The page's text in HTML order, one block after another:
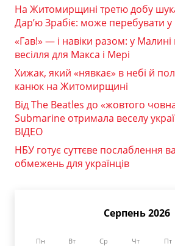
На Житомирщині третю добу
Дар’ю Зрабіє: може перебувати
«Гав!» — і навіки разом: у
весілля для Макса і Мері
Хижак, який «нявкає» в небі й
канюк на Житомирщині
Від The Beatles до «жовтого
Submarine отримала веселу
ВІДЕО
НБУ готує суттєве послаблення
обмежень для українців
Серпень 2026
Пн Вт Ср Чт Пт